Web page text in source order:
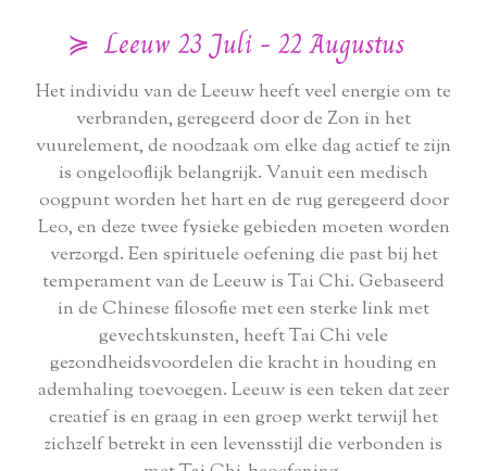
≽ Leeuw 23 Juli - 22 Augustus
Het individu van de Leeuw heeft veel energie om te
verbranden, geregeerd door de Zon in het
vuurelement, de noodzaak om elke dag actief te zijn
is ongelooflijk belangrijk. Vanuit een medisch
oogpunt worden het hart en de rug geregeerd door
Leo, en deze twee fysieke gebieden moeten worden
verzorgd. Een spirituele oefening die past bij het
temperament van de Leeuw is Tai Chi. Gebaseerd
in de Chinese filosofie met een sterke link met
gevechtskunsten, heeft Tai Chi vele
gezondheidsvoordelen die kracht in houding en
ademhaling toevoegen. Leeuw is een teken dat zeer
creatief is en graag in een groep werkt terwijl het
zichzelf betrekt in een levensstijl die verbonden is